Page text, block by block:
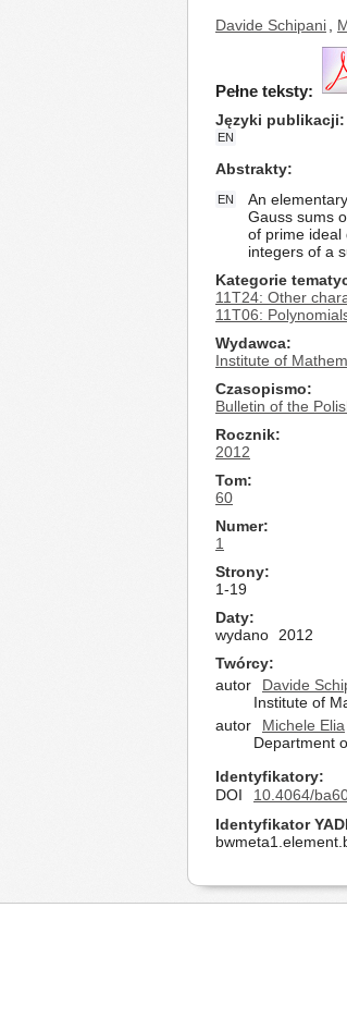
Davide Schipani
Pełne teksty:
Języki publikacji
EN
Abstrakty
EN
An
Gauss sums
of prime ideal
integers of a
Kategorie
11T24: Other
11T06:
Wydawca
Institute of
Czasopismo
Bulletin of the
Rocznik
2012
Tom
60
Numer
1
Strony
1-19
Daty
wydano
2012
Twórcy
autor
Davide
Institute of
autor
Michele Elia
Department
Identyfikatory
DOI
10.4064/
Identyfikator